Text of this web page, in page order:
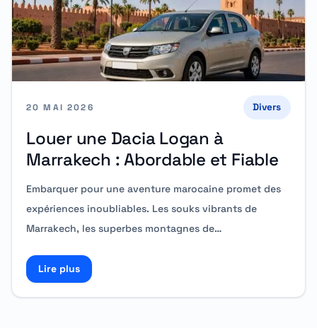
20 MAI 2026 Divers
Louer une Dacia Logan à
Marrakech : Abordable et Fiable
Embarquer pour une aventure marocaine promet des
expériences inoubliables. Les souks vibrants de
Marrakech, les superbes montagnes de…
Lire plusRead more about Louer une Dacia Logan à